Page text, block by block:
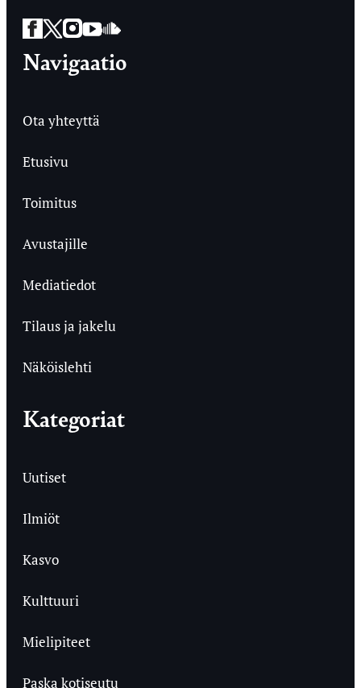
Facebook
Twitter
Instagram
YouTube
SoundCloud
Navigaatio
Ota yhteyttä
Etusivu
Toimitus
Avustajille
Mediatiedot
Tilaus ja jakelu
Näköislehti
Kategoriat
Uutiset
Ilmiöt
Kasvo
Kulttuuri
Mielipiteet
Paska kotiseutu